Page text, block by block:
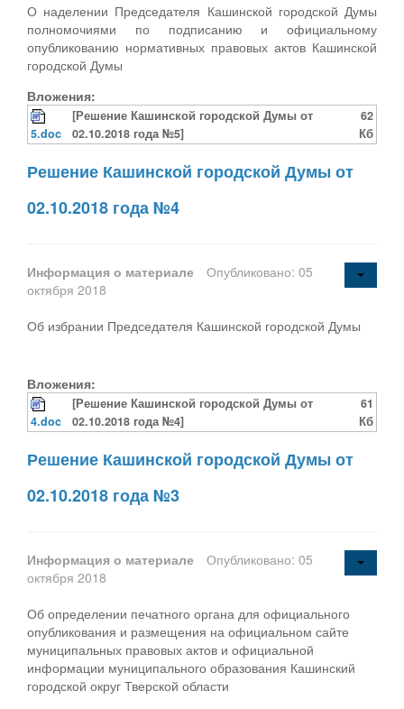
О наделении Председателя Кашинской городской Думы
полномочиями по подписанию и официальному
опубликованию нормативных правовых актов Кашинской
городской Думы
Вложения:
5.doc
[Решение Кашинской городской Думы от
02.10.2018 года №5]
62
Кб
Решение Кашинской городской Думы от
02.10.2018 года №4
Информация о материале
Опубликовано: 05
октября 2018
Об избрании Председателя Кашинской городской Думы
Вложения:
4.doc
[Решение Кашинской городской Думы от
02.10.2018 года №4]
61
Кб
Решение Кашинской городской Думы от
02.10.2018 года №3
Информация о материале
Опубликовано: 05
октября 2018
Об определении печатного органа для официального
опубликования и размещения на официальном сайте
муниципальных правовых актов и официальной
информации муниципального образования Кашинский
городской округ Тверской области